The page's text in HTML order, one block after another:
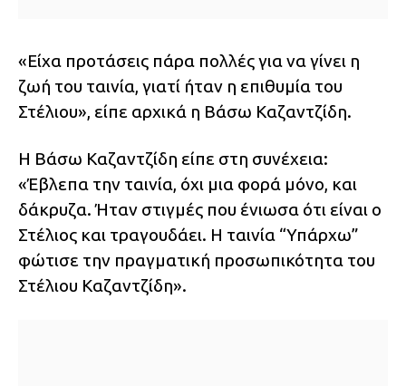
«Είχα προτάσεις πάρα πολλές για να γίνει η
ζωή του ταινία, γιατί ήταν η επιθυμία του
Στέλιου», είπε αρχικά η Βάσω Καζαντζίδη.
Η Βάσω Καζαντζίδη είπε στη συνέχεια:
«Έβλεπα την ταινία, όχι μια φορά μόνο, και
δάκρυζα. Ήταν στιγμές που ένιωσα ότι είναι ο
Στέλιος και τραγουδάει. Η ταινία “Υπάρχω”
φώτισε την πραγματική προσωπικότητα του
Στέλιου Καζαντζίδη».